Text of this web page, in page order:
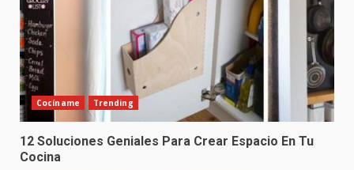
Cocíname Trending
12 Soluciones Geniales Para Crear Espacio En Tu
Cocina